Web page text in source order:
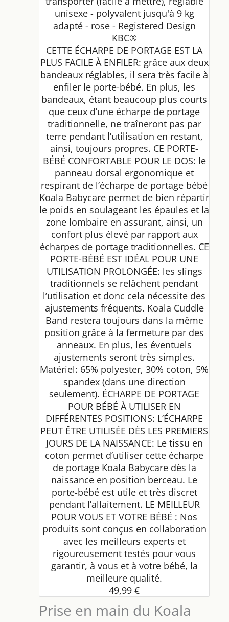
unisexe - polyvalent jusqu'à 9 kg
adapté - rose - Registered Design
KBC®
CETTE ÉCHARPE DE PORTAGE EST LA
PLUS FACILE À ENFILER: grâce aux deux
bandeaux réglables, il sera très facile à
enfiler le porte-bébé. En plus, les
bandeaux, étant beaucoup plus courts
que ceux d’une écharpe de portage
traditionnelle, ne traîneront pas par
terre pendant l’utilisation en restant,
ainsi, toujours propres. CE PORTE-
BÉBÉ CONFORTABLE POUR LE DOS: le
panneau dorsal ergonomique et
respirant de l’écharpe de portage bébé
Koala Babycare permet de bien répartir
le poids en soulageant les épaules et la
zone lombaire en assurant, ainsi, un
confort plus élevé par rapport aux
écharpes de portage traditionnelles. CE
PORTE-BÉBÉ EST IDÉAL POUR UNE
UTILISATION PROLONGÉE: les slings
traditionnels se relâchent pendant
l’utilisation et donc cela nécessite des
ajustements fréquents. Koala Cuddle
Band restera toujours dans la même
position grâce à la fermeture par des
anneaux. En plus, les éventuels
ajustements seront très simples.
Matériel: 65% polyester, 30% coton, 5%
spandex (dans une direction
seulement). ÉCHARPE DE PORTAGE
POUR BÉBÉ À UTILISER EN
DIFFÉRENTES POSITIONS: L’ÉCHARPE
PEUT ÊTRE UTILISÉE DÈS LES PREMIERS
JOURS DE LA NAISSANCE: Le tissu en
coton permet d’utiliser cette écharpe
de portage Koala Babycare dès la
naissance en position berceau. Le
porte-bébé est utile et très discret
pendant l’allaitement. LE MEILLEUR
POUR VOUS ET VOTRE BÉBÉ : Nos
produits sont conçus en collaboration
avec les meilleurs experts et
rigoureusement testés pour vous
garantir, à vous et à votre bébé, la
meilleure qualité.
49,99 €
Prise en main du Koala